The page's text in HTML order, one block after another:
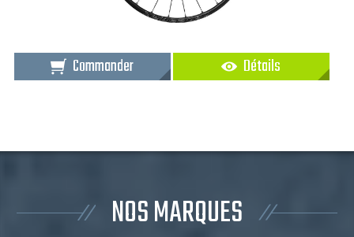
Commander Détails
NOS MARQUES